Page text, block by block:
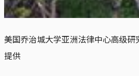
美国乔治城大学亚洲法律中心高级
提供